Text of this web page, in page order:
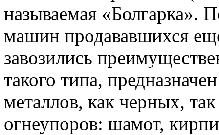
называемая «Болгарка».
машин продававшихся
завозились
такого типа,
металлов, как черных,
огнеупоров: шамот,